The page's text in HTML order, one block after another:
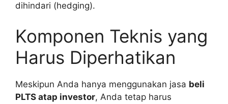
dihindari (hedging).
Komponen Teknis yang
Harus Diperhatikan
Meskipun Anda hanya menggunakan jasa beli
PLTS atap investor, Anda tetap harus